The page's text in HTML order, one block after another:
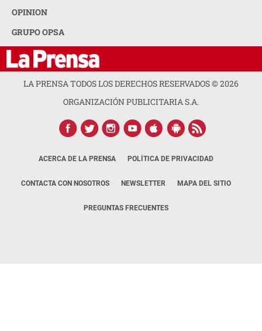
OPINION
GRUPO OPSA
LA PRENSA TODOS LOS DERECHOS RESERVADOS ©2026
ORGANIZACIÓN PUBLICITARIA S.A.
ACERCA DE LA PRENSA POLÍTICA DE PRIVACIDAD
CONTACTA CON NOSOTROS NEWSLETTER MAPA DEL SITIO
PREGUNTAS FRECUENTES